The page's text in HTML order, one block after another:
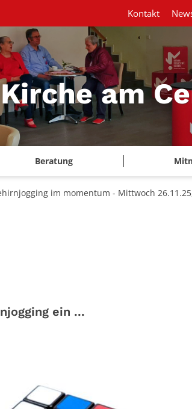
am
Beratung
Kontakt
im momentum - Mittwoch
ein ...